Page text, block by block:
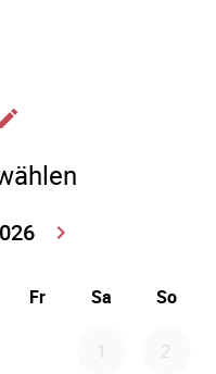
keyboard_arrow_right
Fr Sa So
1 2